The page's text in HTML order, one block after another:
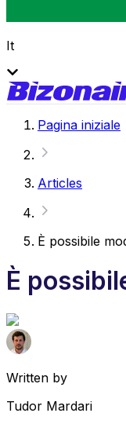
It
Pagina iniziale
Articles
È possibile
È
Written by
Tudor Mardari